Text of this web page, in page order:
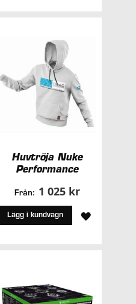
Huvtröja Nuke
Performance
Från: 1 025 kr
Lägg i kundvagn
LÄGG